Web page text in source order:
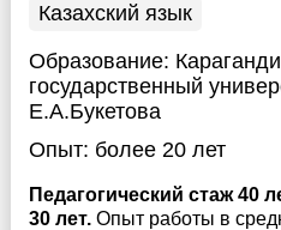
Казахский язык
Образование:
государственный
Е.А.Букетова
Опыт: более 20 лет
Педагогический стаж 40
30 лет. Опыт работы в